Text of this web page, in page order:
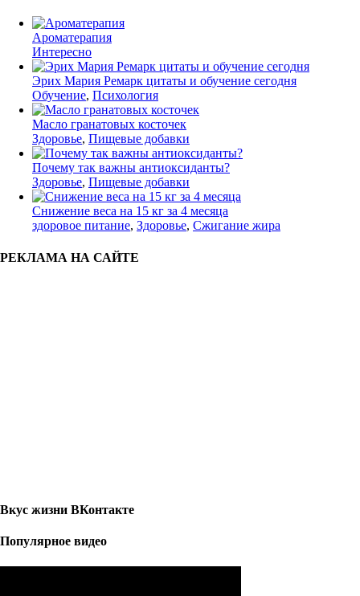
Ароматерапия
Интересно
Эрих Мария Ремарк цитаты и обучение сегодня
Обучение, Психология
Масло гранатовых косточек
Здоровье, Пищевые добавки
Почему так важны антиоксиданты?
Здоровье, Пищевые добавки
Снижение веса на 15 кг за 4 месяца
здоровое питание, Здоровье, Сжигание жира
РЕКЛАМА НА САЙТЕ
Вкус жизни ВКонтакте
Популярное видео